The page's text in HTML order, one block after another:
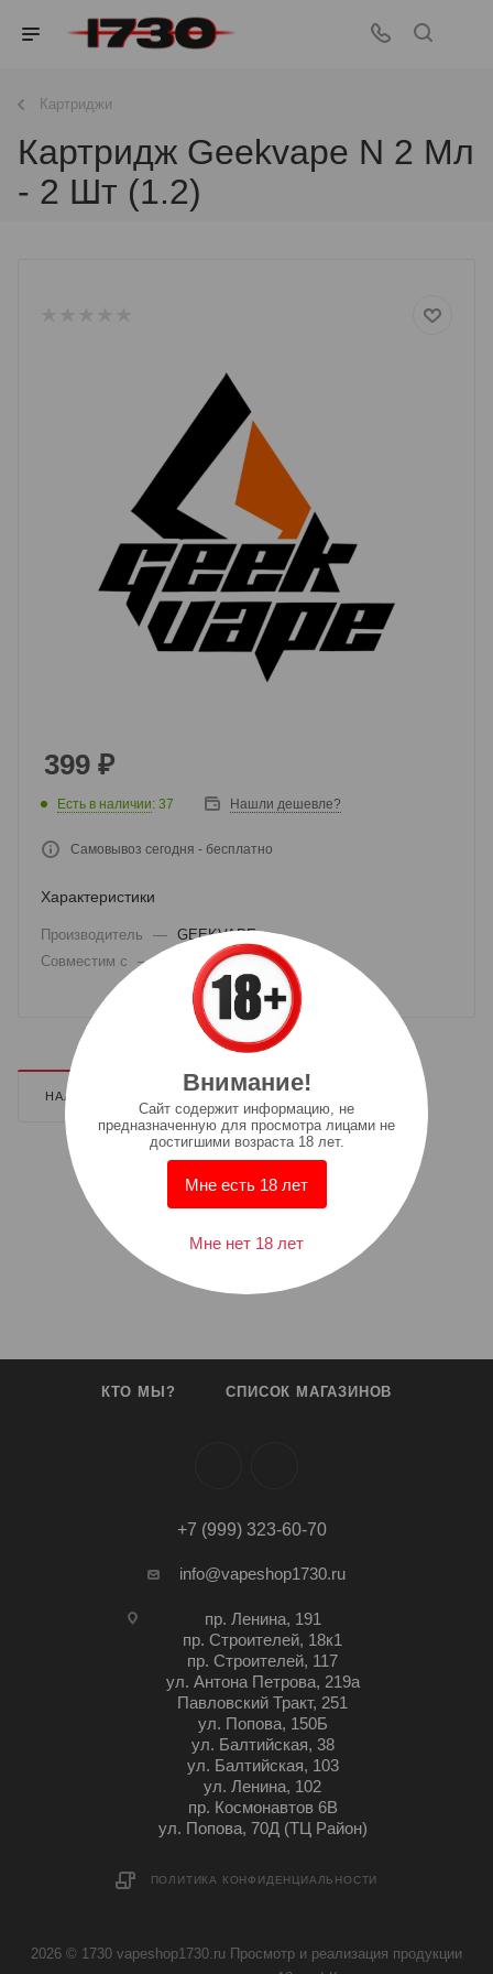
Картриджи
Картридж Geekvape N 2 Мл
- 2 Шт (1.2)
399 ₽
Есть в наличии: 37 Нашли дешевле?
Самовывоз сегодня - бесплатно
Характеристики
Производитель — GEEKVAPE
Совместим с
— Geekvape Aegis Nano
НАЛИЧИЕ
КТО МЫ? СПИСОК МАГАЗИНОВ
+7 (999) 323-60-70
info@vapeshop1730.ru
пр. Ленина, 191
пр. Строителей, 18к1
пр. Строителей, 117
ул. Антона Петрова, 219а
Павловский Тракт, 251
ул. Попова, 150Б
ул. Балтийская, 38
ул. Балтийская, 103
ул. Ленина, 102
пр. Космонавтов 6В
ул. Попова, 70Д (ТЦ Район)
ПОЛИТИКА КОНФИДЕНЦИАЛЬНОСТИ
2026 © 1730 vapeshop1730.ru Просмотр и реализация продукции
Внимание!
Cайт содержит информацию, не
предназначенную для просмотра лицами не
достигшими возраста 18 лет.
Мне есть 18 лет
Мне нет 18 лет